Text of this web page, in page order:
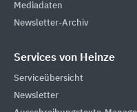
Mediadaten
Newsletter-Archiv
Services von Heinze
Serviceübersicht
Newsletter